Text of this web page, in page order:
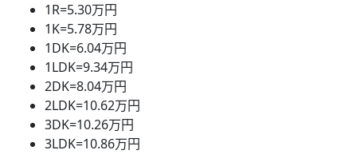
1R=5.30万円
1K=5.78万円
1DK=6.04万円
1LDK=9.34万円
2DK=8.04万円
2LDK=10.62万円
3DK=10.26万円
3LDK=10.86万円